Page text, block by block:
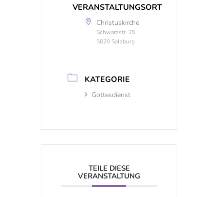
VERANSTALTUNGSORT
Christuskirche
Schwarzstr. 25,
5020 Salzburg
KATEGORIE
Gottesdienst
TEILE DIESE
VERANSTALTUNG